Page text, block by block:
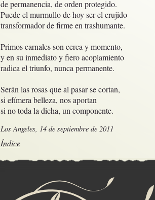
de permanencia, de orden protegido.
Puede el murmullo de hoy ser el crujido
transformador de firme en trashumante.
Primos carnales son cerca y momento,
y en su inmediato y fiero acoplamiento
radica el triunfo, nunca permanente.
Serán las rosas que al pasar se cortan,
si efímera belleza, nos aportan
si no toda la dicha, un componente.
Los Angeles, 14 de septiembre de 2011
Índice